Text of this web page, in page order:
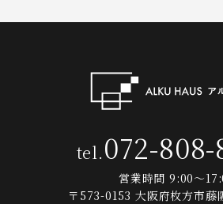
tel.072-
営業時間 9:00～
〒573-0153 大阪府枚方市藤